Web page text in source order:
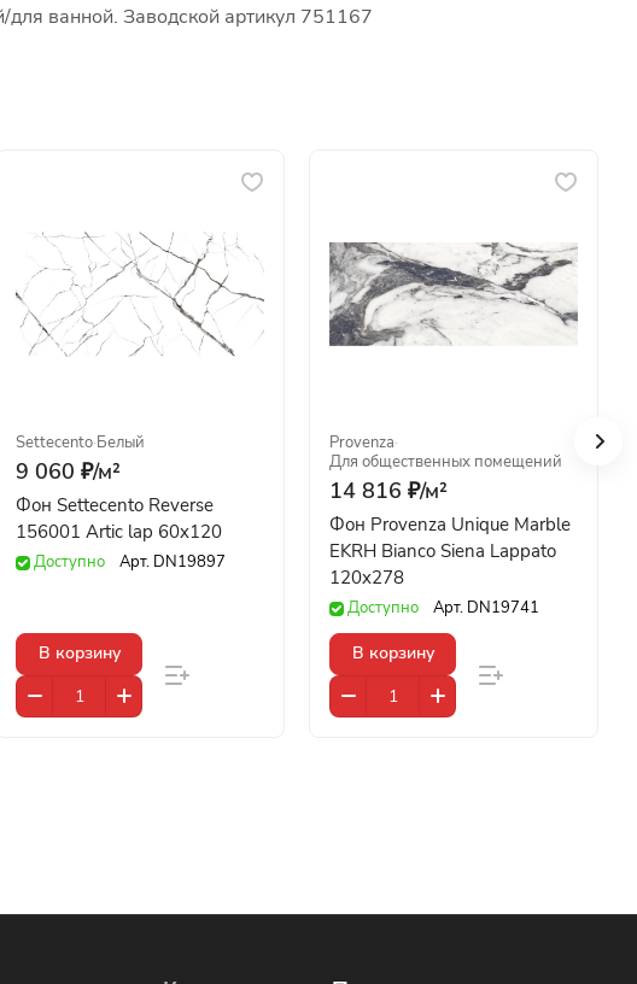
ванной. Заводской артикул 751167
Settecento·Белый
9 060 ₽/м²
Фон Settecento Reverse
156001 Artic lap 60x120
Доступно Арт. DN19897
В корзину
Provenza·
Для общественных помещений
14 816 ₽/м²
Фон Provenza Unique Marble
EKRH Bianco Siena Lappato
120x278
Доступно Арт. DN19741
В корзину